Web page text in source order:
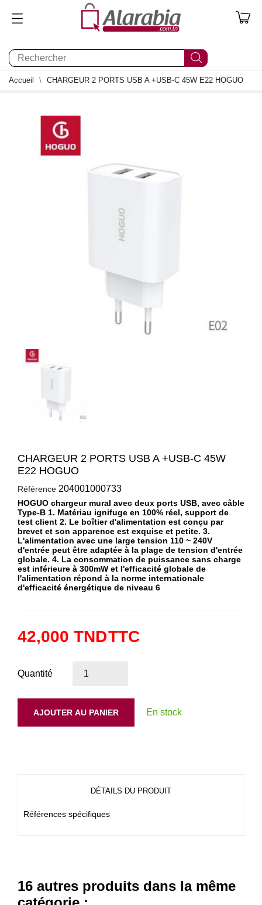
0
Accueil CHARGEUR 2 PORTS USB A +USB-C 45W E22 HOGUO
CHARGEUR 2 PORTS USB A +USB-C 45W
E22 HOGUO
Référence 204001000733
HOGUO chargeur mural avec deux ports USB, avec câble
Type-B 1. Matériau ignifuge en 100% réel, support de
test client 2. Le boîtier d'alimentation est conçu par
brevet et son apparence est exquise et petite. 3.
L'alimentation avec une large tension 110 ~ 240V
d'entrée peut être adaptée à la plage de tension d'entrée
globale. 4. La consommation de puissance sans charge
est inférieure à 300mW et l'efficacité globale de
l'alimentation répond à la norme internationale
d'efficacité énergétique de niveau 6
42,000 TNDTTC
Quantité
AJOUTER AU PANIER En stock
DÉTAILS DU PRODUIT
Références spécifiques
16 autres produits dans la même